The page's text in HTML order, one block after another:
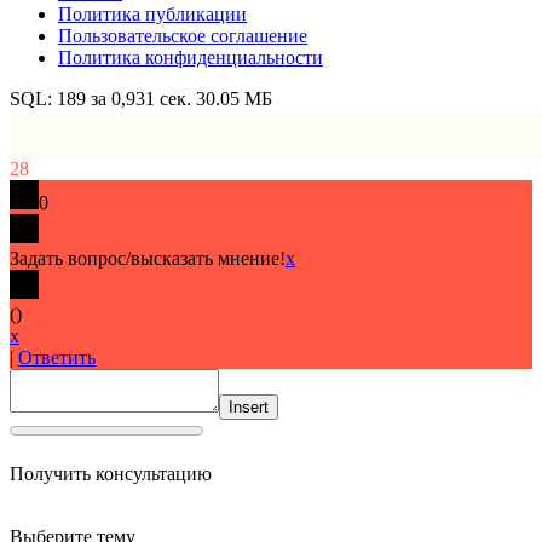
Политика публикации
Пользовательское соглашение
Политика конфиденциальности
SQL: 189 за 0,931 сек. 30.05 МБ
28
0
Задать вопрос/высказать мнение!x
()
x
| Ответить
Insert
Получить консультацию
Выберите тему